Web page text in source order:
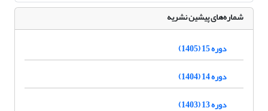
شماره‌های پیشین نشریه
دوره 15 (1405)
دوره 14 (1404)
دوره 13 (1403)